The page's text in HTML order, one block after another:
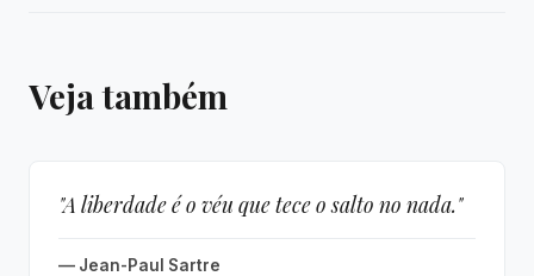
Veja também
"A liberdade é o véu que tece o salto no nada."
— Jean-Paul Sartre